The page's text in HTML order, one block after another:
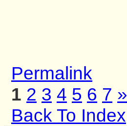
Permalink
1 2 3 4 5 6 7 »
Back To Index